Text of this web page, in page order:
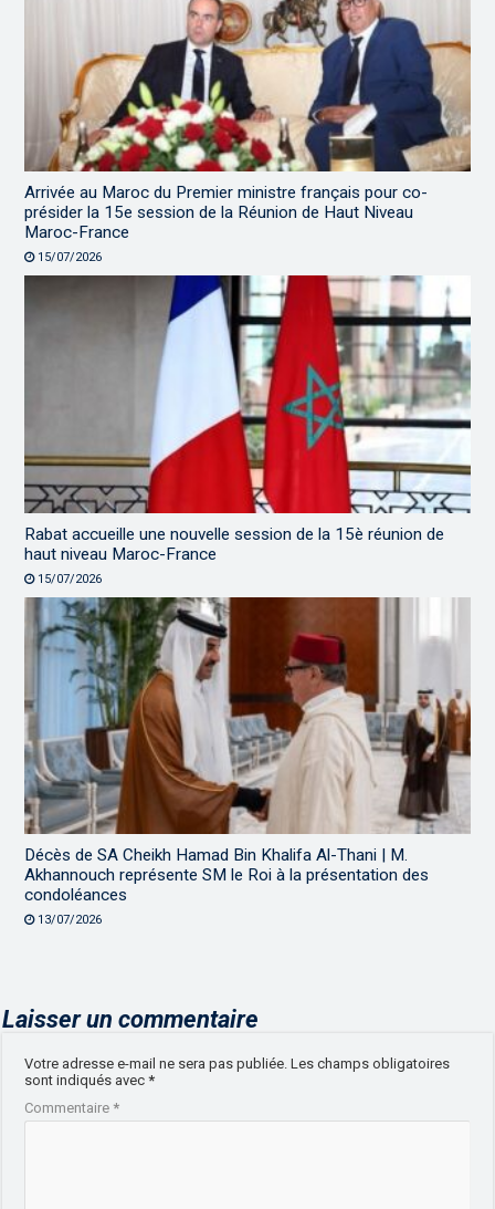
Arrivée au Maroc du Premier ministre français pour co-
présider la 15e session de la Réunion de Haut Niveau
Maroc-France
15/07/2026
Rabat accueille une nouvelle session de la 15è réunion de
haut niveau Maroc-France
15/07/2026
Décès de SA Cheikh Hamad Bin Khalifa Al-Thani | M.
Akhannouch représente SM le Roi à la présentation des
condoléances
13/07/2026
Laisser un commentaire
Votre adresse e-mail ne sera pas publiée. Les champs obligatoires
sont indiqués avec*
Commentaire*